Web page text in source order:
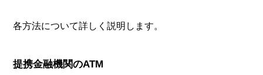
各方法について詳しく説明します。
提携金融機関のATM